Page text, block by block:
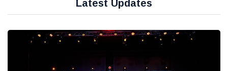
Latest Updates